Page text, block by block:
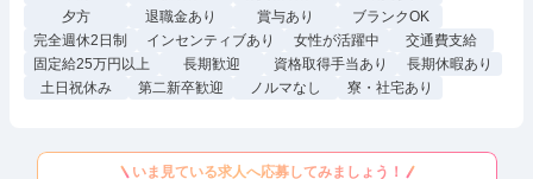
夕方
退職金あり 賞与あり
ブランクOK
完全週休2日制
インセンティブあり 女性が活躍中
交通費支給
固定給25万円以上
長期歓迎 資格取得手当あり
長期休暇あり
土日祝休み
第二新卒歓迎 ノルマなし 寮・社宅あり
いま見ている求人へ応募してみましょう！